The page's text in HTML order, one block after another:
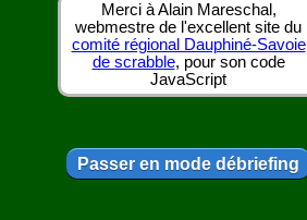
Merci à Alain Mareschal,
webmestre de l'excellent site du
comité régional Dauphiné-Savoie
de scrabble, pour son code
JavaScript
Passer en mode débriefing